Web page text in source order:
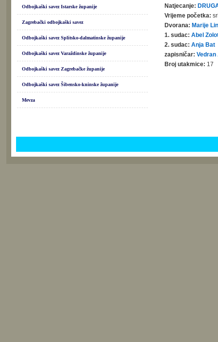
Odbojkaški savez Istarske županije
Zagrebački odbojkaški savez
Odbojkaški savez Splitsko-dalmatinske županije
Odbojkaški savez Varaždinske županije
Odbojkaški savez Zagrebačke županije
Odbojkaški savez Šibensko-kninske županije
Mevza
Natjecanje:
Vrijeme početka:
Dvorana: Marije
1. sudac: Abel
2. sudac: Anja Bat
zapisničar:
Broj utakmice: 17